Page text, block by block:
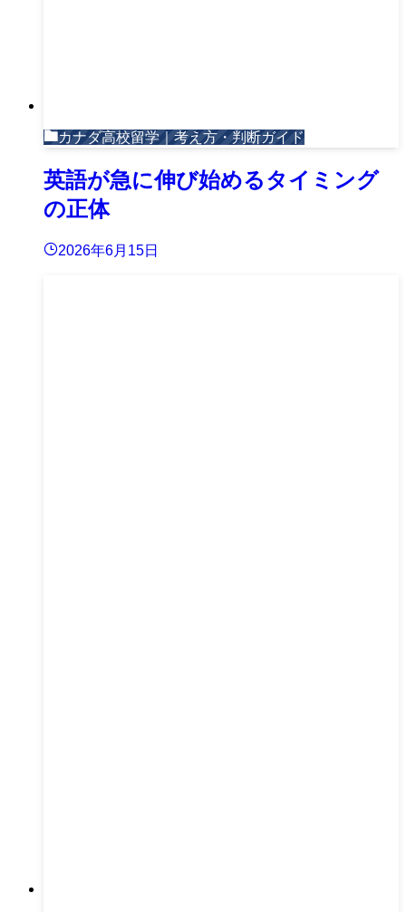
カナダ高校留学｜考え方・判断ガイド
英語が急に伸び始めるタイミング
の正体
2026年6月15日